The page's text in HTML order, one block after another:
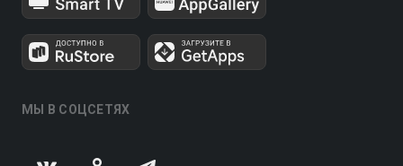
МЫ В СОЦСЕТЯХ